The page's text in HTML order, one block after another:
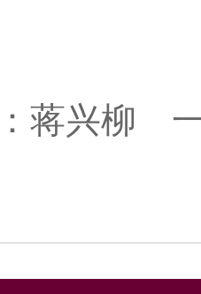
蒋兴柳